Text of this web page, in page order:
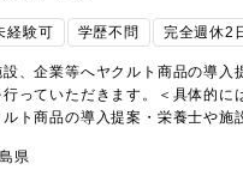
ュー■予算管理、財務分析、経営
）■他部署と連携した業務プロセ
推進※資金管理については、各委
はまず経理実務を通じて業務や
々にマネジメント・業務改善領域
経験可 学歴不問 完全週休2
、企業等へヤクルト商品の導入
っていただきます。＜具体的に
ト商品の導入提案・栄養士や施
共施設等への自動販売機設置提案
県